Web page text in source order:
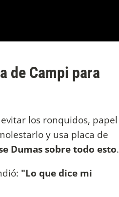
de Campi para
los ronquidos, papel
y usa placa de
Dumas sobre todo esto.
"Lo que dice mi